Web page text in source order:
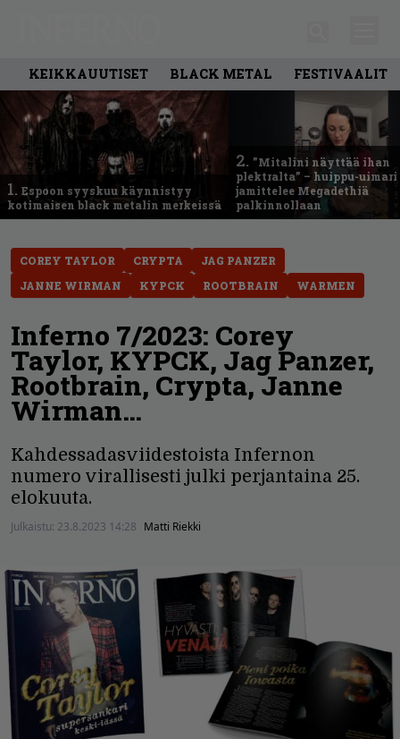
KEIKKAUUTISET BLACK METAL FESTIVAALIT
1. Espoon syyskuu käynnistyy
kotimaisen black metalin merkeissä
2. ”Mitalini näyttää ihan
plektralta” – huippu-uimari
jamittelee Megadethiä
palkinnollaan
COREY TAYLOR CRYPTA
JAG PANZER
JANNE WIRMAN
KYPCK ROOTBRAIN WARMEN
Inferno 7/2023: Corey
Taylor, KYPCK, Jag Panzer,
Rootbrain, Crypta, Janne
Wirman…
Kahdessadasviidestoista Infernon
numero virallisesti julki perjantaina 25.
elokuuta.
Julkaistu: 23.8.2023 14:28 Matti Riekki